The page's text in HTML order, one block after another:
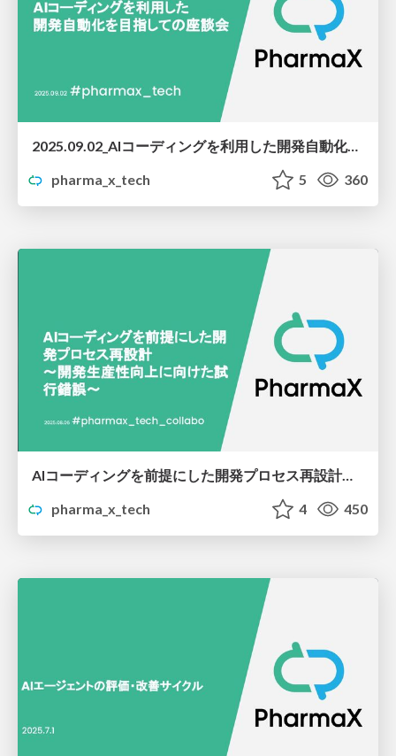
2025.09.02_AIコーディングを利用した開発自動化を目指しての座談会
pharma_x_tech
5 360
AIコーディングを前提にした開発プロセス再設計〜開発生産性向上に向けた試行錯誤〜
pharma_x_tech
4 450